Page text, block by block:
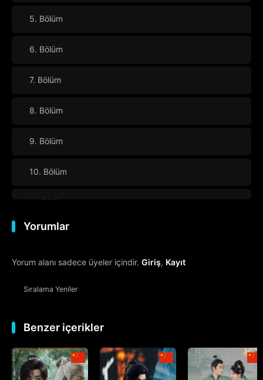
5. Bölüm
6. Bölüm
7. Bölüm
8. Bölüm
9. Bölüm
10. Bölüm
11. Bölüm
12. Bölüm
13. Bölüm
14. Bölüm
15. Bölüm
16. Bölüm
Yorumlar
Yorum alanı sadece üyeler içindir. Giriş, Kayıt
Sıralama Yeniler
Benzer içerikler